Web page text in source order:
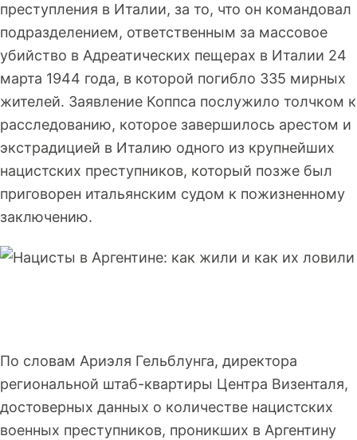
преступления в Италии, за то, что он командовал
подразделением, ответственным за массовое
убийство в Адреатических пещерах в Италии 24
марта 1944 года, в которой погибло 335 мирных
жителей. Заявление Коппса послужило толчком к
расследованию, которое завершилось арестом и
экстрадицией в Италию одного из крупнейших
нацистских преступников, который позже был
приговорен итальянским судом к пожизненному
заключению.
По словам Ариэля Гельблунга, директора
региональной штаб-квартиры Центра Визенталя,
достоверных данных о количестве нацистских
военных преступников, проникших в Аргентину